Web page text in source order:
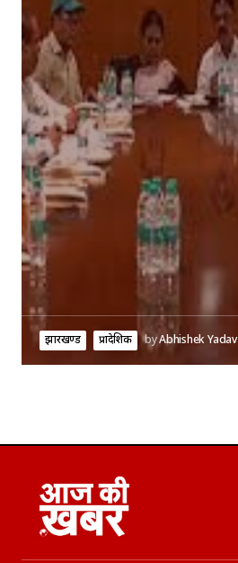
झारखण्ड प्रादेशिक byAbhishek Yadav